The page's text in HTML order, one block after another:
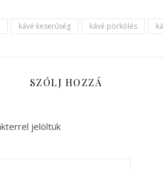
kávé keserűség kávé pörkölés
SZÓLJ HOZZÁ
jelöltük